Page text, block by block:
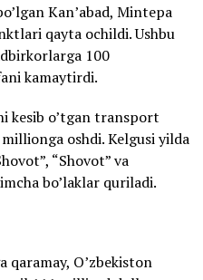
Kan’abad, Mintepa
qayta ochildi. Ushbu
100
kamaytirdi.
kesib o’tgan transport
oshdi. Kelgusi yilda
“Shovot” va
bo’laklar quriladi.
qaramay, O’zbekiston